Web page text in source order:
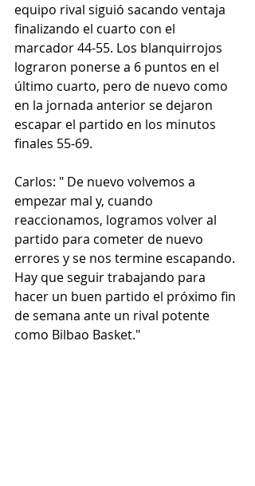
equipo rival siguió sacando ventaja
finalizando el cuarto con el
marcador 44-55. Los blanquirrojos
lograron ponerse a 6 puntos en el
último cuarto, pero de nuevo como
en la jornada anterior se dejaron
escapar el partido en los minutos
finales 55-69.
Carlos: " De nuevo volvemos a
empezar mal y, cuando
reaccionamos, logramos volver al
partido para cometer de nuevo
errores y se nos termine escapando.
Hay que seguir trabajando para
hacer un buen partido el próximo fin
de semana ante un rival potente
como Bilbao Basket."